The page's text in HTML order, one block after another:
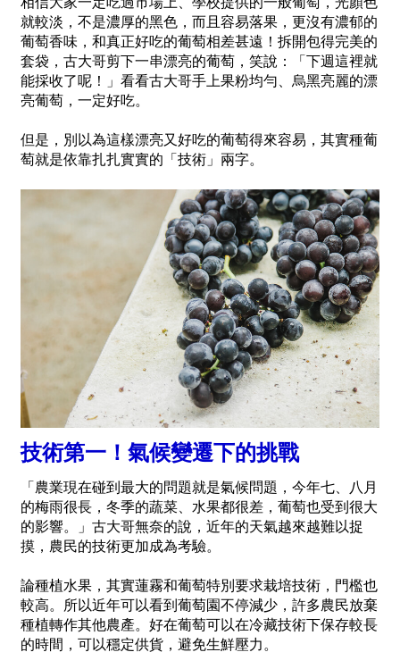
就較淡，不是濃厚的黑色，而且容易落果，更沒有濃郁的
葡萄香味，和真正好吃的葡萄相差甚遠！拆開包得完美的
套袋，古大哥剪下一串漂亮的葡萄，笑說：「下週這裡就
能採收了呢！」看看古大哥手上果粉均勻、烏黑亮麗的漂
亮葡萄，一定好吃。
但是，別以為這樣漂亮又好吃的葡萄得來容易，其實種葡
萄就是依靠扎扎實實的「技術」兩字。
技術第一！氣候變遷下的挑戰
「農業現在碰到最大的問題就是氣候問題，今年七、八月
的梅雨很長，冬季的蔬菜、水果都很差，葡萄也受到很大
的影響。」古大哥無奈的說，近年的天氣越來越難以捉
摸，農民的技術更加成為考驗。
論種植水果，其實蓮霧和葡萄特別要求栽培技術，門檻也
較高。所以近年可以看到葡萄園不停減少，許多農民放棄
種植轉作其他農產。好在葡萄可以在冷藏技術下保存較長
的時間，可以穩定供貨，避免生鮮壓力。